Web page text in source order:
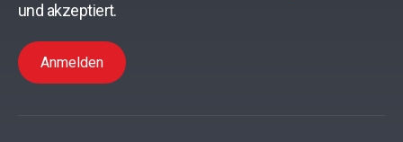
und akzeptiert.
Anmelden